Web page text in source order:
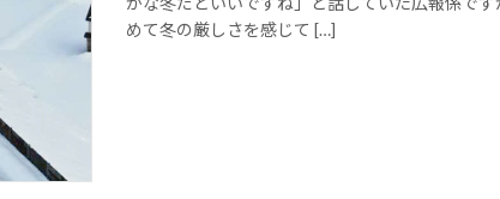
めて冬の厳しさを感じて […]